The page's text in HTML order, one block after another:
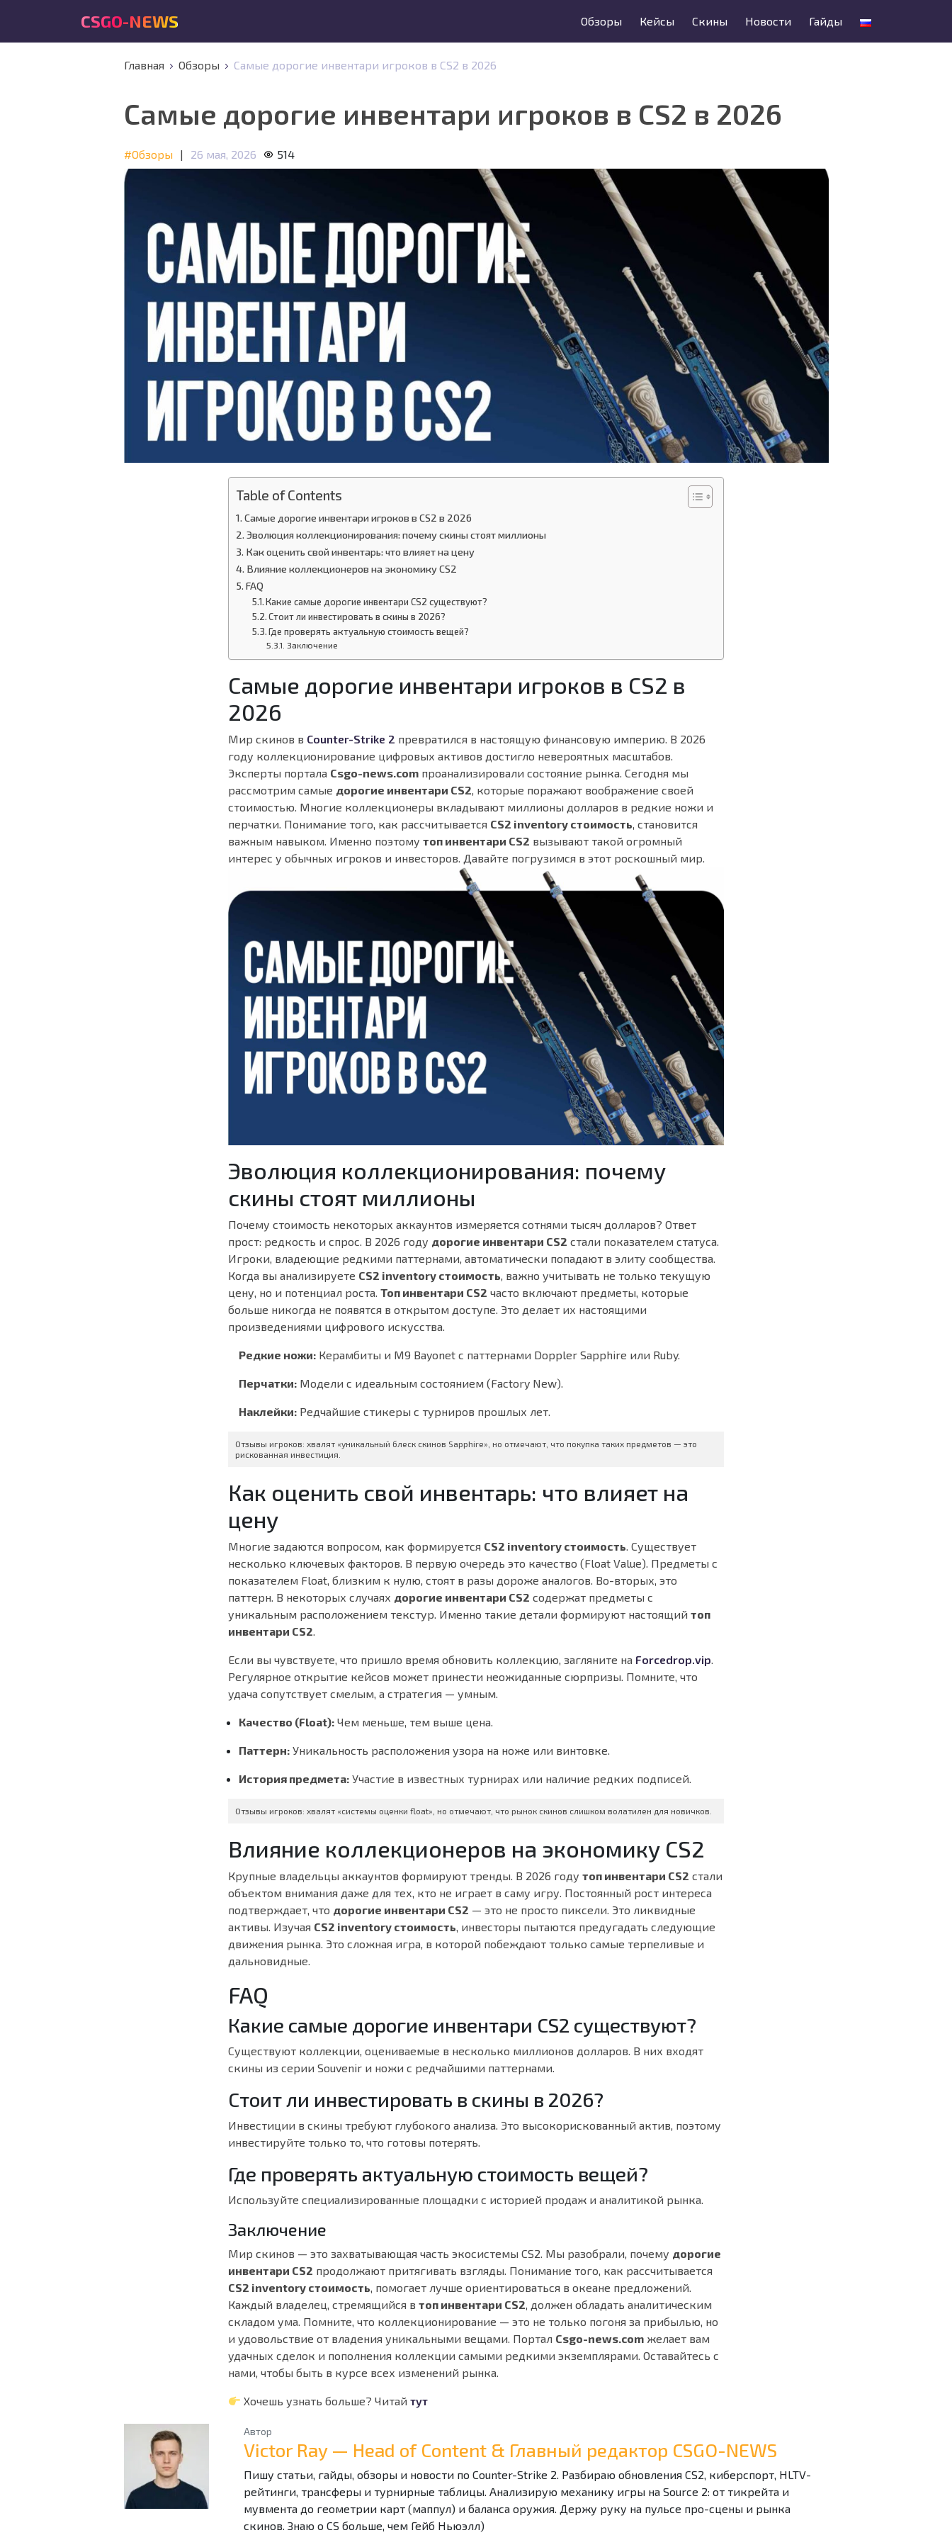
CSGO-NEWS Обзоры Кейсы Скины Новости Гайды
Главная Обзоры Самые дорогие инвентари игроков в CS2 в 2026
Самые дорогие инвентари игроков в CS2 в 2026
#Обзоры | 26 мая, 2026 514
Table of Contents
Самые дорогие инвентари игроков в CS2 в 2026
Эволюция коллекционирования: почему скины стоят миллионы
Как оценить свой инвентарь: что влияет на цену
Влияние коллекционеров на экономику CS2
FAQ
Какие самые дорогие инвентари CS2 существуют?
Стоит ли инвестировать в скины в 2026?
Где проверять актуальную стоимость вещей?
Заключение
Самые дорогие инвентари игроков в CS2 в
2026
Мир скинов в Counter-Strike 2 превратился в настоящую финансовую империю. В 2026
году коллекционирование цифровых активов достигло невероятных масштабов.
Эксперты портала Csgo-news.com проанализировали состояние рынка. Сегодня мы
рассмотрим самые дорогие инвентари CS2 , которые поражают воображение своей
стоимостью. Многие коллекционеры вкладывают миллионы долларов в редкие ножи и
перчатки. Понимание того, как рассчитывается CS2 inventory стоимость , становится
важным навыком. Именно поэтому топ инвентари CS2 вызывают такой огромный
интерес у обычных игроков и инвесторов. Давайте погрузимся в этот роскошный мир.
Эволюция коллекционирования: почему
скины стоят миллионы
Почему стоимость некоторых аккаунтов измеряется сотнями тысяч долларов? Ответ
прост: редкость и спрос. В 2026 году дорогие инвентари CS2 стали показателем статуса.
Игроки, владеющие редкими паттернами, автоматически попадают в элиту сообщества.
Когда вы анализируете CS2 inventory стоимость, важно учитывать не только текущую
цену, но и потенциал роста. Топ инвентари CS2 часто включают предметы, которые
больше никогда не появятся в открытом доступе. Это делает их настоящими
произведениями цифрового искусства.
Редкие ножи: Керамбиты и M9 Bayonet с паттернами Doppler Sapphire или Ruby.
Перчатки: Модели с идеальным состоянием (Factory New).
Наклейки: Редчайшие стикеры с турниров прошлых лет.
Отзывы игроков: хвалят «уникальный блеск скинов Sapphire», но отмечают, что покупка таких предметов — это
рискованная инвестиция.
Как оценить свой инвентарь: что влияет на
цену
Многие задаются вопросом, как формируется CS2 inventory стоимость. Существует
несколько ключевых факторов. В первую очередь это качество (Float Value). Предметы с
показателем Float, близким к нулю, стоят в разы дороже аналогов. Во-вторых, это
паттерн. В некоторых случаях дорогие инвентари CS2 содержат предметы с
уникальным расположением текстур. Именно такие детали формируют настоящий топ
инвентари CS2.
Если вы чувствуете, что пришло время обновить коллекцию, загляните на Forcedrop.vip.
Регулярное открытие кейсов может принести неожиданные сюрпризы. Помните, что
удача сопутствует смелым, а стратегия — умным.
Качество (Float): Чем меньше, тем выше цена.
Паттерн: Уникальность расположения узора на ноже или винтовке.
История предмета: Участие в известных турнирах или наличие редких подписей.
Отзывы игроков: хвалят «системы оценки float», но отмечают, что рынок скинов слишком волатилен для новичков.
Влияние коллекционеров на экономику CS2
Крупные владельцы аккаунтов формируют тренды. В 2026 году топ инвентари CS2 стали
объектом внимания даже для тех, кто не играет в саму игру. Постоянный рост интереса
подтверждает, что дорогие инвентари CS2 — это не просто пиксели. Это ликвидные
активы. Изучая CS2 inventory стоимость, инвесторы пытаются предугадать следующие
движения рынка. Это сложная игра, в которой побеждают только самые терпеливые и
дальновидные.
FAQ
Какие самые дорогие инвентари CS2 существуют?
Существуют коллекции, оцениваемые в несколько миллионов долларов. В них входят
скины из серии Souvenir и ножи с редчайшими паттернами.
Стоит ли инвестировать в скины в 2026?
Инвестиции в скины требуют глубокого анализа. Это высокорискованный актив, поэтому
инвестируйте только то, что готовы потерять.
Где проверять актуальную стоимость вещей?
Используйте специализированные площадки с историей продаж и аналитикой рынка.
Заключение
Мир скинов — это захватывающая часть экосистемы CS2. Мы разобрали, почему дорогие
инвентари CS2 продолжают притягивать взгляды. Понимание того, как рассчитывается
CS2 inventory стоимость, помогает лучше ориентироваться в океане предложений.
Каждый владелец, стремящийся в топ инвентари CS2, должен обладать аналитическим
складом ума. Помните, что коллекционирование — это не только погоня за прибылью, но
и удовольствие от владения уникальными вещами. Портал Csgo-news.com желает вам
удачных сделок и пополнения коллекции самыми редкими экземплярами. Оставайтесь с
нами, чтобы быть в курсе всех изменений рынка.
Хочешь узнать больше? Читайтут
Автор
Victor Ray — Head of Content & Главный редактор CSGO-NEWS
Пишу статьи, гайды, обзоры и новости по Counter-Strike 2. Разбираю обновления CS2, киберспорт, HLTV-
рейтинги, трансферы и турнирные таблицы. Анализирую механику игры на Source 2: от тикрейта и
мувмента до геометрии карт (маппул) и баланса оружия. Держу руку на пульсе про-сцены и рынка
скинов. Знаю о CS больше, чем Гейб Ньюэлл)